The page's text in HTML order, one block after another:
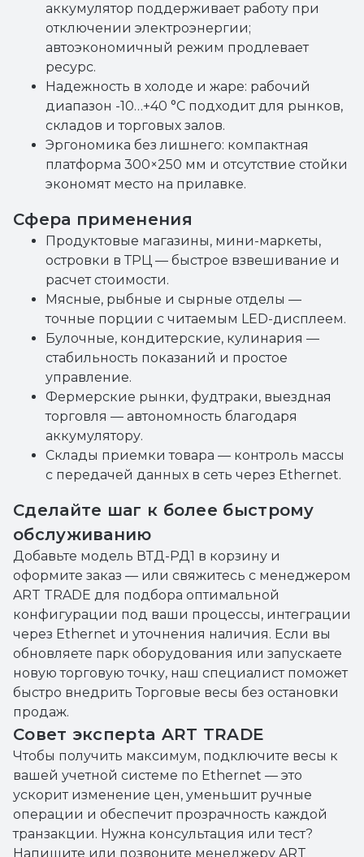
аккумулятор поддерживает работу при
отключении электроэнергии;
автоэкономичный режим продлевает
ресурс.
Надежность в холоде и жаре: рабочий
диапазон -10…+40 °C подходит для рынков,
складов и торговых залов.
Эргономика без лишнего: компактная
платформа 300×250 мм и отсутствие стойки
экономят место на прилавке.
Сфера применения
Продуктовые магазины, мини-маркеты,
островки в ТРЦ — быстрое взвешивание и
расчет стоимости.
Мясные, рыбные и сырные отделы —
точные порции с читаемым LED-дисплеем.
Булочные, кондитерские, кулинария —
стабильность показаний и простое
управление.
Фермерские рынки, фудтраки, выездная
торговля — автономность благодаря
аккумулятору.
Склады приемки товара — контроль массы
с передачей данных в сеть через Ethernet.
Сделайте шаг к более быстрому
обслуживанию
Добавьте модель ВТД-РД1 в корзину и
оформите заказ — или свяжитесь с менеджером
ART TRADE для подбора оптимальной
конфигурации под ваши процессы, интеграции
через Ethernet и уточнения наличия. Если вы
обновляете парк оборудования или запускаете
новую торговую точку, наш специалист поможет
быстро внедрить Торговые весы без остановки
продаж.
Совет эксперta ART TRADE
Чтобы получить максимум, подключите весы к
вашей учетной системе по Ethernet — это
ускорит изменение цен, уменьшит ручные
операции и обеспечит прозрачность каждой
транзакции. Нужна консультация или тест?
Напишите или позвоните менеджеру ART